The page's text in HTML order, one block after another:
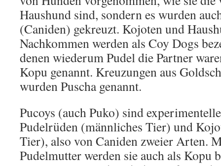
Haushund sind, sondern es wurden
(Caniden) gekreuzt. Kojoten und
Nachkommen werden als Coy Dogs
denen wiederum Pudel die Partner
Kopu genannt. Kreuzungen aus
wurden Puscha genannt.
Pucoys (auch Puko) sind
Pudelrüden (männliches Tier) und
Tier), also von Caniden zweier Arten.
Pudelmutter werden sie auch als Kopu